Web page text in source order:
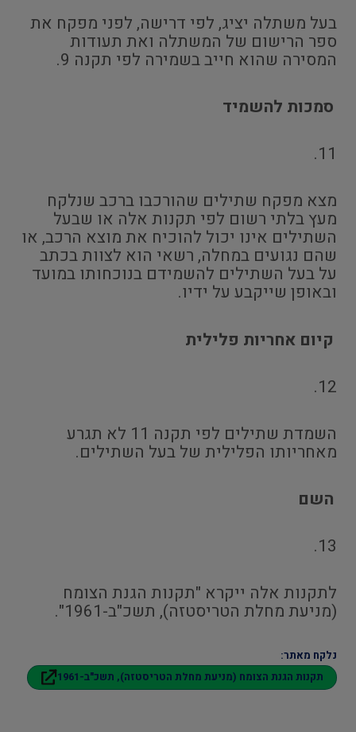
בעל משתלה יציג, לפי דרישה, לפני מפקח את
ספר הרישום של המשתלה ואת תעודות
המסירה שהוא חייב בשמירה לפי תקנה 9.
סמכות להשמיד
11.
מצא מפקח שתילים שהורכבו ברכב שנלקח
מעץ בלתי רשום לפי תקנות אלה או שבעל
השתילים אינו יכול להוכיח את מוצא הרכב, או
שהם נגועים במחלה, רשאי הוא לצוות בכתב
על בעל השתילים להשמידם בנוכחותו במועד
ובאופן שייקבע על ידיו.
קיום אחריות פלילית
12.
השמדת שתילים לפי תקנה 11 לא תגרע
מאחריותו הפלילית של בעל השתילים.
השם
13.
לתקנות אלה ייקרא "תקנות הגנת הצומח
(מניעת מחלת הטריסטזה), תשכ"ב-1961".
נלקח מאתר:
תקנות הגנת הצומח (מניעת מחלת הטריסטזה), תשכ"ב-1961